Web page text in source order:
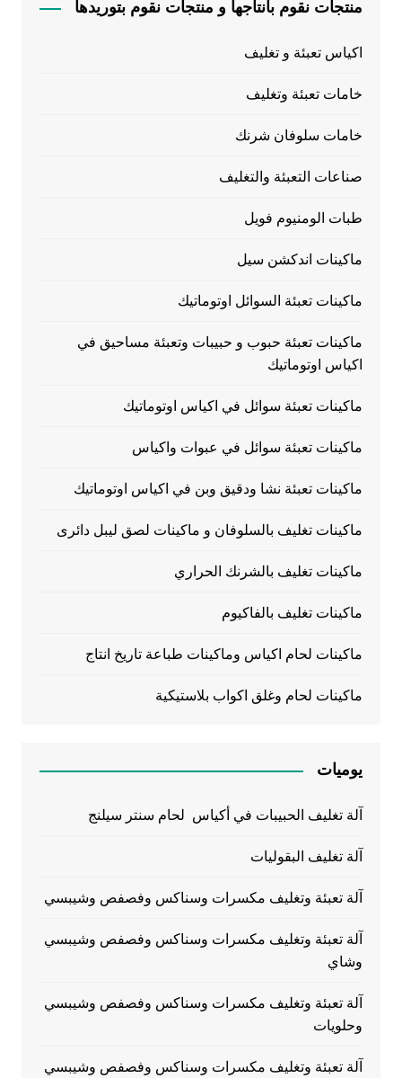
منتجات نقوم بانتاجها و منتجات نقوم بتوريدها
اكياس تعبئة و تغليف
خامات تعبئة وتغليف
خامات سلوفان شرنك
صناعات التعبئة والتغليف
طبات الومنيوم فويل
ماكينات اندكشن سيل
ماكينات تعبئة السوائل اوتوماتيك
ماكينات تعبئة حبوب و حبيبات وتعبئة مساحيق في
اكياس اوتوماتيك
ماكينات تعبئة سوائل في اكياس اوتوماتيك
ماكينات تعبئة سوائل في عبوات واكياس
ماكينات تعبئة نشا ودقيق وبن في اكياس اوتوماتيك
ماكينات تغليف بالسلوفان و ماكينات لصق ليبل دائرى
ماكينات تغليف بالشرنك الحراري
ماكينات تغليف بالفاكيوم
ماكينات لحام اكياس وماكينات طباعة تاريخ انتاج
ماكينات لحام وغلق اكواب بلاستيكية
يوميات
آلة تغليف الحبيبات في أكياس لحام سنتر سيلنج
آلة تغليف البقوليات
آلة تعبئة وتغليف مكسرات وسناكس وفصفص وشيبسي
آلة تعبئة وتغليف مكسرات وسناكس وفصفص وشيبسي
وشاي
آلة تعبئة وتغليف مكسرات وسناكس وفصفص وشيبسي
وحلويات
آلة تعبئة وتغليف مكسرات وسناكس وفصفص وشيبسي